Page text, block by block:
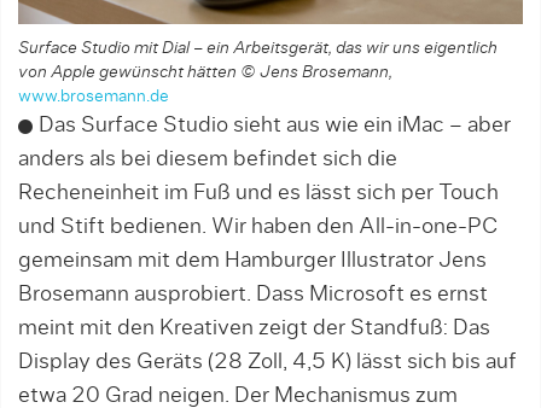
Surface Studio mit Dial – ein Arbeitsgerät, das wir uns eigentlich
von Apple gewünscht hätten © Jens Brosemann,
www.brosemann.de
Das Surface Studio sieht aus wie ein iMac – aber
anders als bei diesem befindet sich die
Recheneinheit im Fuß und es lässt sich per Touch
und Stift bedienen. Wir haben den All-in-one-PC
gemeinsam mit dem Hamburger Illustrator Jens
Brosemann ausprobiert. Dass Microsoft es ernst
meint mit den Kreativen zeigt der Standfuß: Das
Display des Geräts (28 Zoll, 4,5 K) lässt sich bis auf
etwa 20 Grad neigen. Der Mechanismus zum